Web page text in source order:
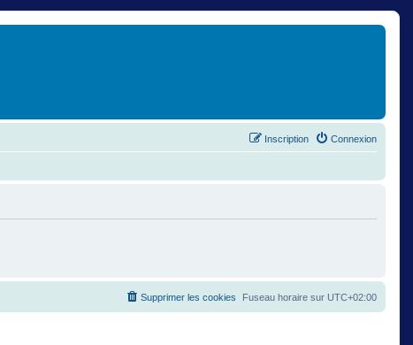
Connexion
Inscription
Fuseau horaire sur UTC+02:00
Supprimer les cookies